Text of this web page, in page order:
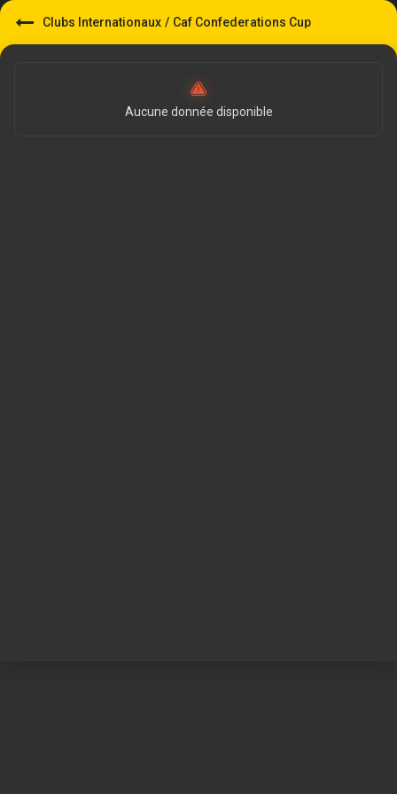
Clubs Internationaux / Caf Confederations Cup
Aucune donnée disponible